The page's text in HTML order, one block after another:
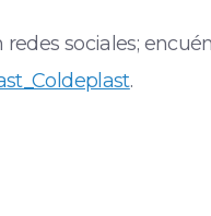
sociales;
.